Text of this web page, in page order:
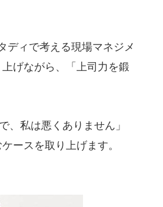
ディで考える現場マネジメ
げながら、「上司力を鍛
私は悪くありません」
ースを取り上げます。